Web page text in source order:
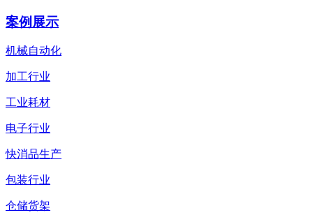
案例展示
机械自动化
加工行业
工业耗材
电子行业
快消品生产
包装行业
仓储货架